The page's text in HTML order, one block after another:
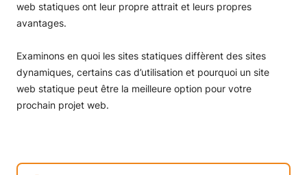
Manque de personnalisation
Frais généraux de maintenance
Cas d’utilisation pour les sites web statiques
Qu’est-ce qu’un résumé de site web statique
FAQ sur les sites web statiques
Le HTML est-il statique ou dynamique ?
Qu’est-ce qu’une URL statique ?
web statiques ont leur propre attrait et leurs propres
avantages.
Examinons en quoi les sites statiques diffèrent des sites
dynamiques, certains cas d’utilisation et pourquoi un site
web statique peut être la meilleure option pour votre
prochain projet web.